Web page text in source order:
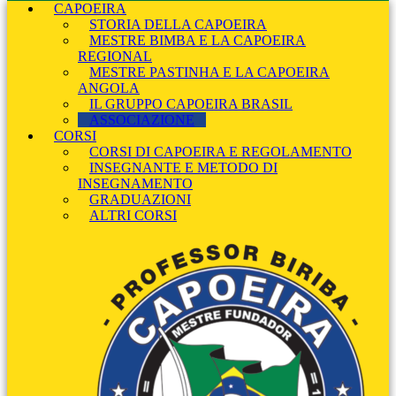
CAPOEIRA
STORIA DELLA CAPOEIRA
MESTRE BIMBA E LA CAPOEIRA
REGIONAL
MESTRE PASTINHA E LA CAPOEIRA
ANGOLA
IL GRUPPO CAPOEIRA BRASIL
ASSOCIAZIONE
CORSI
CORSI DI CAPOEIRA E REGOLAMENTO
INSEGNANTE E METODO DI
INSEGNAMENTO
GRADUAZIONI
ALTRI CORSI